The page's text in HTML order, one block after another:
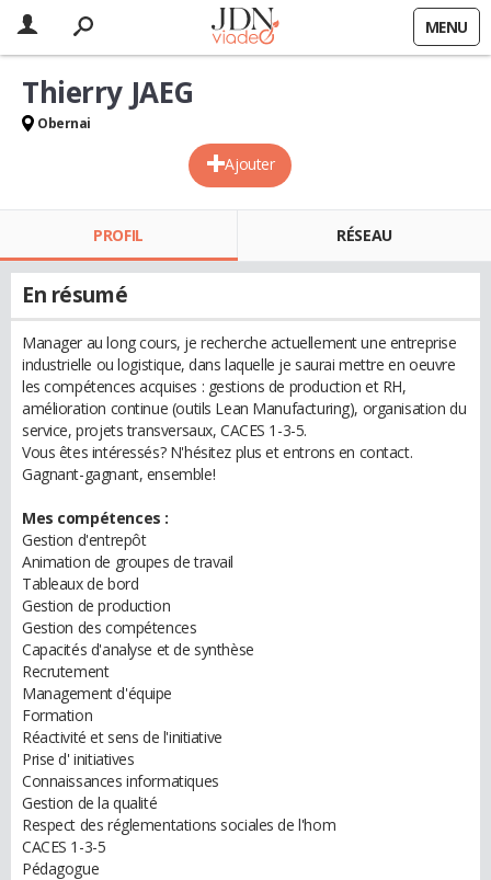
MENU
Ajouter
Thierry JAEG
Obernai
PROFIL RÉSEAU
En résumé
Manager au long cours, je recherche actuellement une entreprise
industrielle ou logistique, dans laquelle je saurai mettre en oeuvre
les compétences acquises : gestions de production et RH,
amélioration continue (outils Lean Manufacturing), organisation du
service, projets transversaux, CACES 1-3-5.
Vous êtes intéressés? N'hésitez plus et entrons en contact.
Gagnant-gagnant, ensemble!
Mes compétences :
Gestion d'entrepôt
Animation de groupes de travail
Tableaux de bord
Gestion de production
Gestion des compétences
Capacités d'analyse et de synthèse
Recrutement
Management d'équipe
Formation
Réactivité et sens de l'initiative
Prise d' initiatives
Connaissances informatiques
Gestion de la qualité
Respect des réglementations sociales de l'hom
CACES 1-3-5
Pédagogue